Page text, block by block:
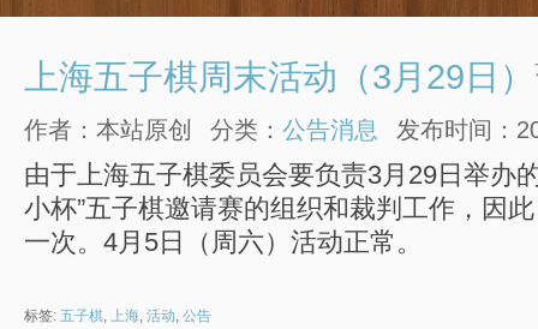
上海五子棋周末活动（3月29日
作者：本站原创 分类： 公告消息 发布时间：
由于上海五子棋委员会要负责3月29日举办
小杯”五子棋邀请赛的组织和裁判工作，因
一次。4月5日（周六）活动正常。
标签: 五子棋, 上海, 活动, 公告